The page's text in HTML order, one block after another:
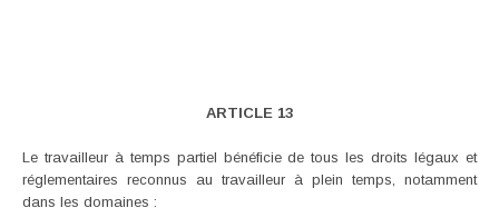
ARTICLE 13
Le travailleur à temps partiel bénéficie de tous les droits légaux et
réglementaires reconnus au travailleur à plein temps, notamment
dans les domaines :